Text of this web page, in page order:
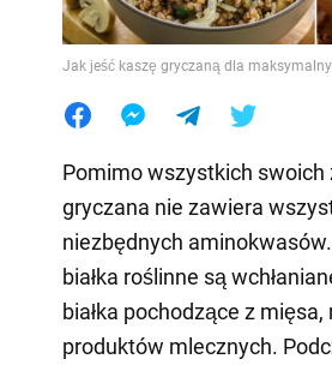
Jak jeść kaszę gryczaną dla
Pomimo wszystkich swoich
gryczana nie zawiera
niezbędnych
białka roślinne są
białka pochodzące z mięsa,
produktów mlecznych.